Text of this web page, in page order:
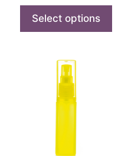
Select options